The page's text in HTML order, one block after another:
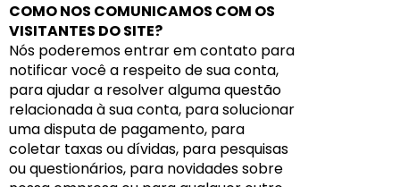
COMO NOS COMUNICAMOS COM OS
VISITANTES DO SITE?
Nós poderemos entrar em contato para
notificar você a respeito de sua conta,
para ajudar a resolver alguma questão
relacionada à sua conta, para solucionar
uma disputa de pagamento, para
coletar taxas ou dívidas, para pesquisas
ou questionários, para novidades sobre